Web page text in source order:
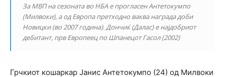
За МВП на сезоната во НБА е прогласен Антетокумпо
(Милвоки), а од Европа претходно ваква награда доби
Новицки (во 2007 година). Дончиќ (Далас) е најдобриот
дебитант, прв Европеец по Шпанецот Гасол (2002)
Грчкиот кошаркар Јанис Антетокумпо (24) од Милвоки